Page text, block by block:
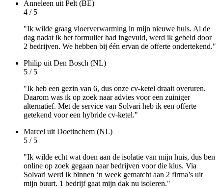
Anneleen uit Pelt (BE)
4 / 5
"Ik wilde graag vloerverwarming in mijn nieuwe huis. Al de
dag nadat ik het formulier had ingevuld, werd ik gebeld door
2 bedrijven. We hebben bij één ervan de offerte ondertekend."
Philip uit Den Bosch (NL)
5 / 5
"Ik heb een gezin van 6, dus onze cv-ketel draait overuren.
Daarom was ik op zoek naar advies voor een zuiniger
alternatief. Met de service van Solvari heb ik een offerte
getekend voor een hybride cv-ketel."
Marcel uit Doetinchem (NL)
5 / 5
"Ik wilde echt wat doen aan de isolatie van mijn huis, dus ben
online op zoek gegaan naar bedrijven voor die klus. Via
Solvari werd ik binnen ‘n week gematcht aan 2 firma’s uit
mijn buurt. 1 bedrijf gaat mijn dak nu isoleren."